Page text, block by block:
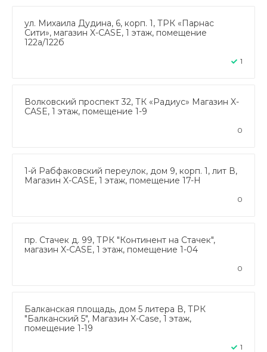
ул. Михаила Дудина, 6, корп. 1, ТРК «Парнас
Сити», магазин X-CASE, 1 этаж, помещение
122а/122б
1
Волковский проспект 32, ТК «Радиус» Магазин X-
CASE, 1 этаж, помещение 1-9
0
1-й Рабфаковский переулок, дом 9, корп. 1, лит В,
Магазин X-CASE, 1 этаж, помещение 17-Н
0
пр. Стачек д. 99, ТРК "Континент на Стачек",
магазин X-CASE, 1 этаж, помещение 1-04
0
Балканская площадь, дом 5 литера В, ТРК
"Балканский 5", Магазин X-Case, 1 этаж,
помещение 1-19
1